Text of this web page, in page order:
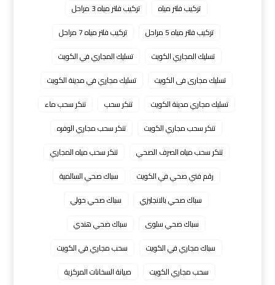
تركيب فلتر مياه
تركيب فلتر مياه 3 مراحل
تركيب فلتر مياه 5 مراحل
تركيب فلتر مياه 7 مراحل
تسليك المجاري الكويت
تسليك المجاري في الكويت
تسليك مجارى فى الكويت
تسليك مجاري في مدينة الكويت
تسليك مجاري مدينة الكويت
تنكر سحب
تنكر سحب ماء
تنكر سحب مجاري الكويت
تنكر سحب مجاري الوفره
تنكر سحب مياه الصرف الصحي
تنكر سحب مياه المجاري
رقم فني صحي في الكويت
سباك صحي السالمية
سباك صحي بالانجليزي
سباك صحي حولي
سباك صحي سلوى
سباك صحي هندي
سباك مجاري في الكويت
سحب مجاري في الكويت
سحب مجاري الكويت
صيانة السخانات المركزية